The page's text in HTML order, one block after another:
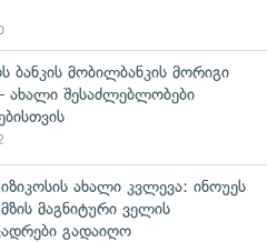
ბანკის მობილბანკის მორიგი
ახალი შესაძლებლობები
ახალი კვლევა: ინოუეს
მაგნიტური ველის
გადაიღო